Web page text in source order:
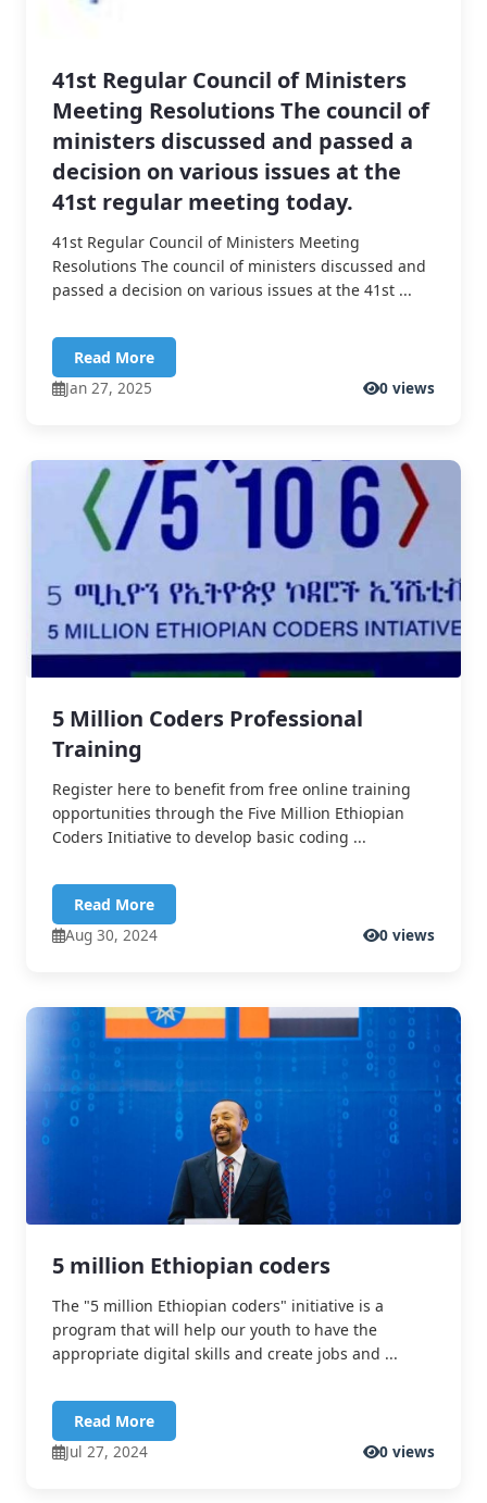
41st Regular Council of Ministers
Meeting Resolutions The council of
ministers discussed and passed a
decision on various issues at the
41st regular meeting today.
41st Regular Council of Ministers Meeting
Resolutions The council of ministers discussed and
passed a decision on various issues at the 41st ...
Read More
Jan 27, 2025
0 views
5 Million Coders Professional
Training
Register here to benefit from free online training
opportunities through the Five Million Ethiopian
Coders Initiative to develop basic coding ...
Read More
Aug 30, 2024
0 views
5 million Ethiopian coders
The "5 million Ethiopian coders" initiative is a
program that will help our youth to have the
appropriate digital skills and create jobs and ...
Read More
Jul 27, 2024
0 views